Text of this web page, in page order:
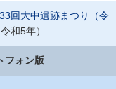
回大中遺跡まつり（令
和5年）
フォン版